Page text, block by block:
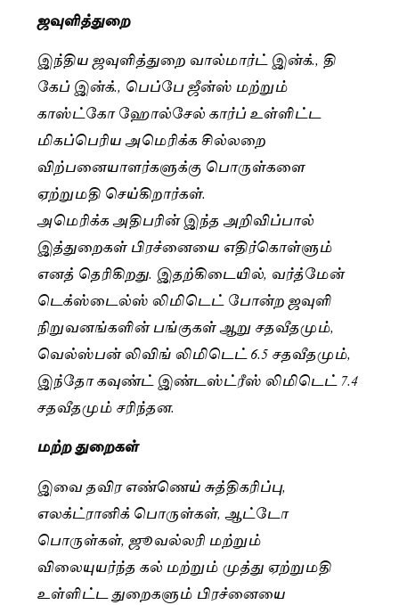
ஜவுளித்துறை
இந்திய ஜவுளித்துறை வால்மார்ட் இன்க்., தி
கேப் இன்க்., பெப்பே ஜீன்ஸ் மற்றும்
காஸ்ட்கோ ஹோல்சேல் கார்ப் உள்ளிட்ட
மிகப்பெரிய அமெரிக்க சில்லறை
விற்பனையாளர்களுக்கு பொருள்களை
ஏற்றுமதி செய்கிறார்கள்.
அமெரிக்க அதிபரின் இந்த அறிவிப்பால்
இத்துறைகள் பிரச்னையை எதிர்கொள்ளும்
எனத் தெரிகிறது. இதற்கிடையில், வர்த்மேன்
டெக்ஸ்டைல்ஸ் லிமிடெட் போன்ற ஜவுளி
நிறுவனங்களின் பங்குகள் ஆறு சதவீதமும்,
வெல்ஸ்பன் லிவிங் லிமிடெட் 6.5 சதவீதமும்,
இந்தோ கவுண்ட் இண்டஸ்ட்ரீஸ் லிமிடெட் 7.4
சதவீதமும் சரிந்தன.
மற்ற துறைகள்
இவை தவிர எண்ணெய் சுத்திகரிப்பு,
எலக்ட்ரானிக் பொருள்கள், ஆட்டோ
பொருள்கள், ஜூவல்லரி மற்றும்
விலையுயர்ந்த கல் மற்றும் முத்து ஏற்றுமதி
உள்ளிட்ட துறைகளும் பிரச்னையை